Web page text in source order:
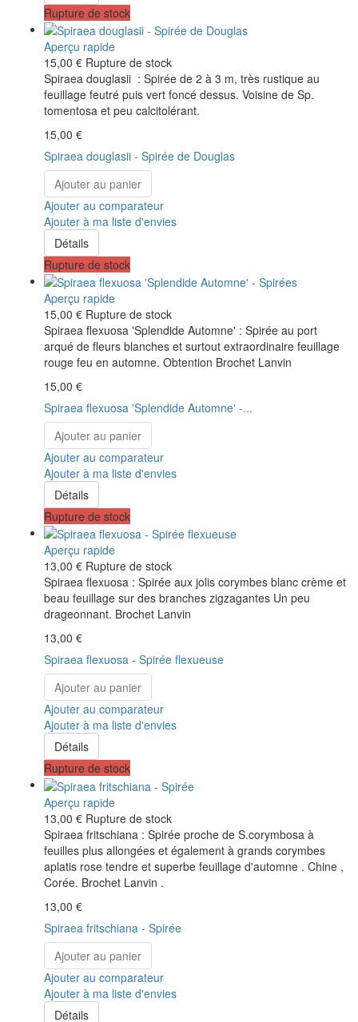
Rupture de stock
Aperçu rapide
15,00 € Rupture de stock
Spiraea douglasii : Spirée de 2 à 3 m, très rustique au
feuillage feutré puis vert foncé dessus. Voisine de Sp.
tomentosa et peu calcitolérant.
15,00 €
Spiraea douglasii - Spirée de Douglas
Ajouter au panier
Ajouter au comparateur
Ajouter à ma liste d'envies
Détails
Rupture de stock
Aperçu rapide
15,00 € Rupture de stock
Spiraea flexuosa 'Splendide Automne' : Spirée au port
arqué de fleurs blanches et surtout extraordinaire feuillage
rouge feu en automne. Obtention Brochet Lanvin
15,00 €
Spiraea flexuosa 'Splendide Automne' -...
Ajouter au panier
Ajouter au comparateur
Ajouter à ma liste d'envies
Détails
Rupture de stock
Aperçu rapide
13,00 € Rupture de stock
Spiraea flexuosa : Spirée aux jolis corymbes blanc crème et
beau feuillage sur des branches zigzagantes Un peu
drageonnant. Brochet Lanvin
13,00 €
Spiraea flexuosa - Spirée flexueuse
Ajouter au panier
Ajouter au comparateur
Ajouter à ma liste d'envies
Détails
Rupture de stock
Aperçu rapide
13,00 € Rupture de stock
Spiraea fritschiana : Spirée proche de S.corymbosa à
feuilles plus allongées et également à grands corymbes
aplatis rose tendre et superbe feuillage d'automne . Chine ,
Corée. Brochet Lanvin .
13,00 €
Spiraea fritschiana - Spirée
Ajouter au panier
Ajouter au comparateur
Ajouter à ma liste d'envies
Détails